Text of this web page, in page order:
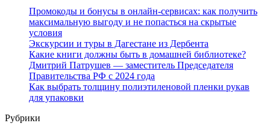
Промокоды и бонусы в онлайн-сервисах: как получить
максимальную выгоду и не попасться на скрытые
условия
Экскурсии и туры в Дагестане из Дербента
Какие книги должны быть в домашней библиотеке?
Дмитрий Патрушев — заместитель Председателя
Правительства РФ с 2024 года
Как выбрать толщину полиэтиленовой пленки рукав
для упаковки
Рубрики